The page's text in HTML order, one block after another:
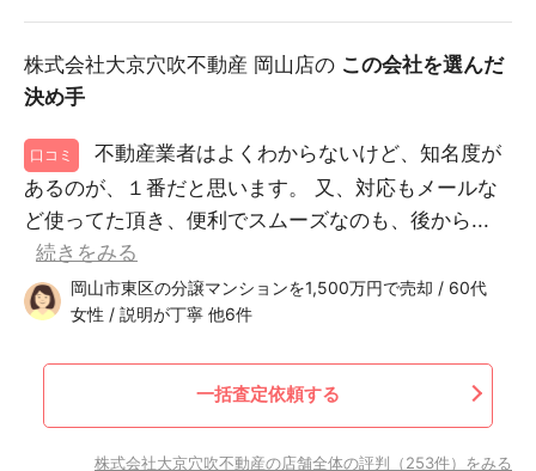
株式会社大京穴吹不動産 岡山店の この会社を選んだ
決め手
口コミ
不動産業者はよくわからないけど、知名度が
あるのが、１番だと思います。 又、対応もメールな
ど使ってた頂き、便利でスムーズなのも、後から...
続きをみる
岡山市東区の分譲マンションを1,500万円で売却 / 60代
女性 / 説明が丁寧 他6件
一括査定依頼する
株式会社大京穴吹不動産の店舗全体の評判（253件）をみる